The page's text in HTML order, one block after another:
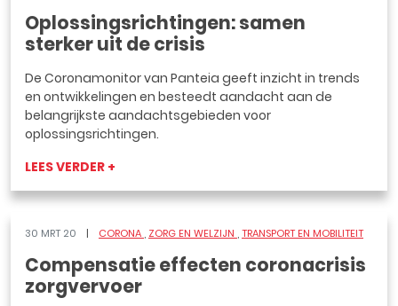
Oplossingsrichtingen: samen
sterker uit de crisis
De Coronamonitor van Panteia geeft inzicht in trends
en ontwikkelingen en besteedt aandacht aan de
belangrijkste aandachtsgebieden voor
oplossingsrichtingen.
LEES VERDER +
30 MRT 20 CORONA ZORG EN WELZIJN TRANSPORT EN MOBILITEIT
Compensatie effecten coronacrisis
zorgvervoer